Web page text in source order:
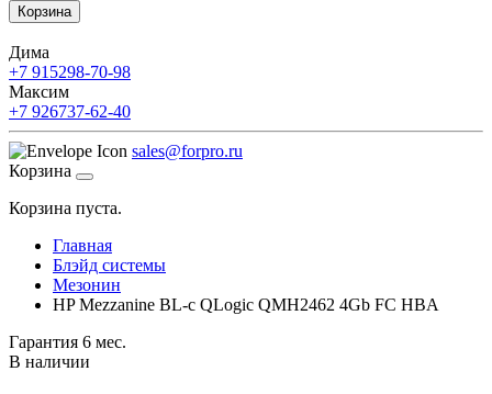
Корзина
Дима
+7 915298-70-98
Максим
+7 926737-62-40
sales@forpro.ru
Корзина
Корзина пуста.
Главная
Блэйд системы
Мезонин
HP Mezzanine BL-c QLogic QMH2462 4Gb FC HBA
Гарантия 6 мес.
В наличии